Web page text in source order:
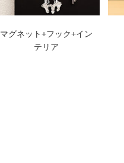
マグネット+フック+イン
テリア